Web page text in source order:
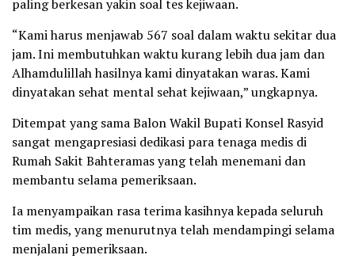
paling berkesan yakin soal tes kejiwaan.
“Kami harus menjawab 567 soal dalam waktu sekitar dua
jam. Ini membutuhkan waktu kurang lebih dua jam dan
Alhamdulillah hasilnya kami dinyatakan waras. Kami
dinyatakan sehat mental sehat kejiwaan,” ungkapnya.
Ditempat yang sama Balon Wakil Bupati Konsel Rasyid
sangat mengapresiasi dedikasi para tenaga medis di
Rumah Sakit Bahteramas yang telah menemani dan
membantu selama pemeriksaan.
Ia menyampaikan rasa terima kasihnya kepada seluruh
tim medis, yang menurutnya telah mendampingi selama
menjalani pemeriksaan.